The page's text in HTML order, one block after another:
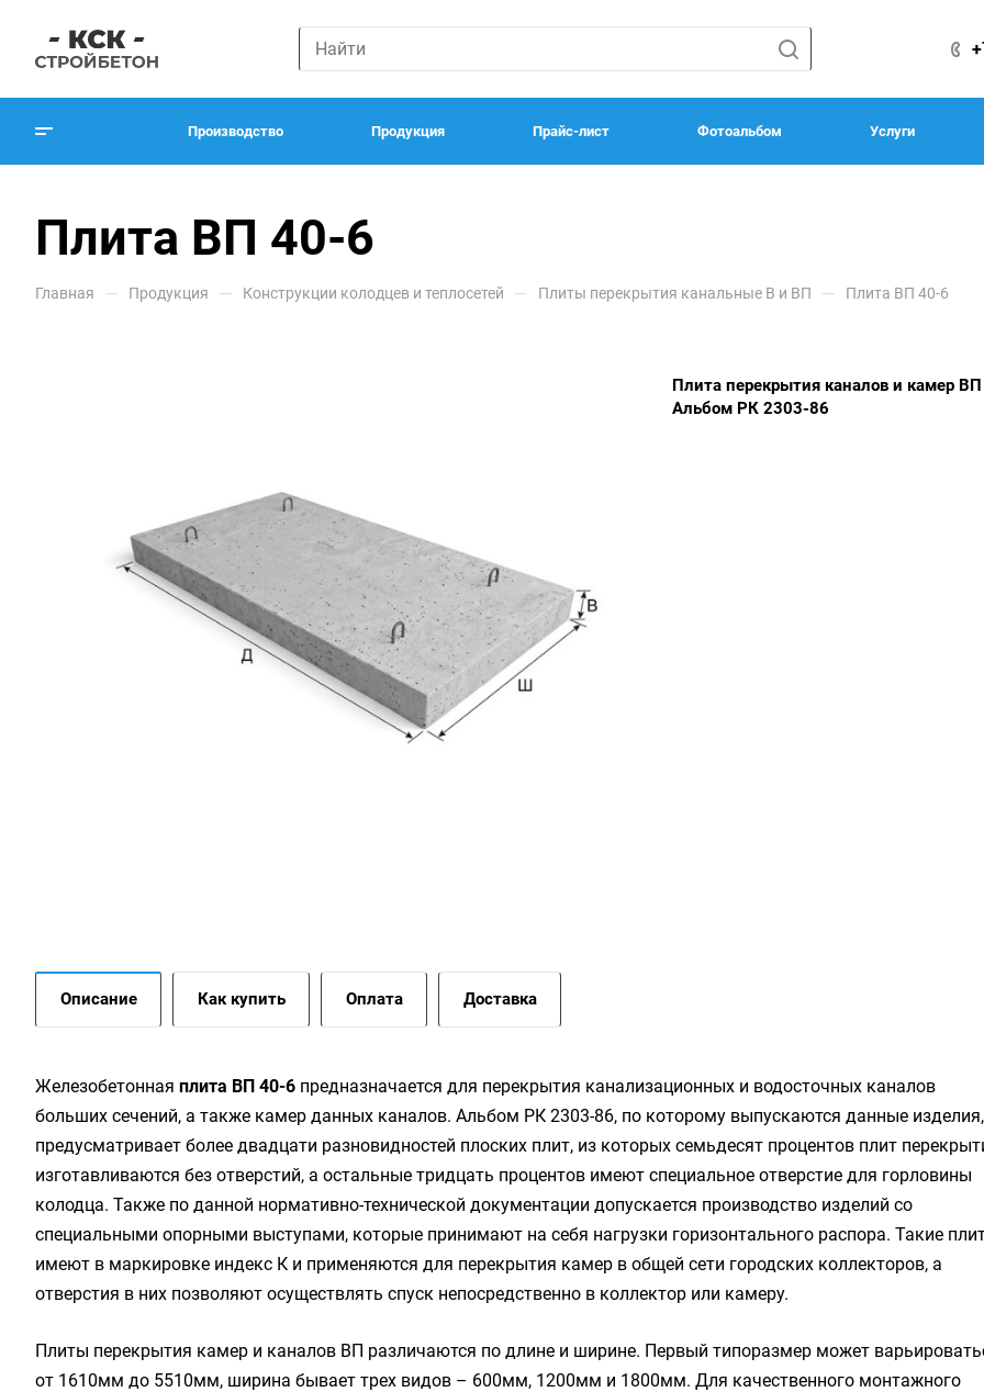
Производство Продукция Прайс-лист Фотоальбом Услуги
Плита ВП 40-6
Главная — Продукция — Конструкции колодцев и теплосетей — Плиты перекрытия канальные В и ВП — Плита ВП 40-6
Плита перекрытия каналов и камер ВП
Альбом РК 2303-86
Описание Как купить Оплата Доставка
Железобетонная плита ВП 40-6 предназначается для перекрытия канализационных и водосточных каналов
больших сечений, а также камер данных каналов. Альбом РК 2303-86, по которому выпускаются данные изделия,
предусматривает более двадцати разновидностей плоских плит, из которых семьдесят процентов плит
изготавливаются без отверстий, а остальные тридцать процентов имеют специальное отверстие для горловины
колодца. Также по данной нормативно-технической документации допускается производство изделий со
специальными опорными выступами, которые принимают на себя нагрузки горизонтального распора. Такие
имеют в маркировке индекс К и применяются для перекрытия камер в общей сети городских коллекторов, а
отверстия в них позволяют осуществлять спуск непосредственно в коллектор или камеру.
Плиты перекрытия камер и каналов ВП различаются по длине и ширине. Первый типоразмер может
от 1610мм до 5510мм, ширина бывает трех видов – 600мм, 1200мм и 1800мм. Для качественного монтажного